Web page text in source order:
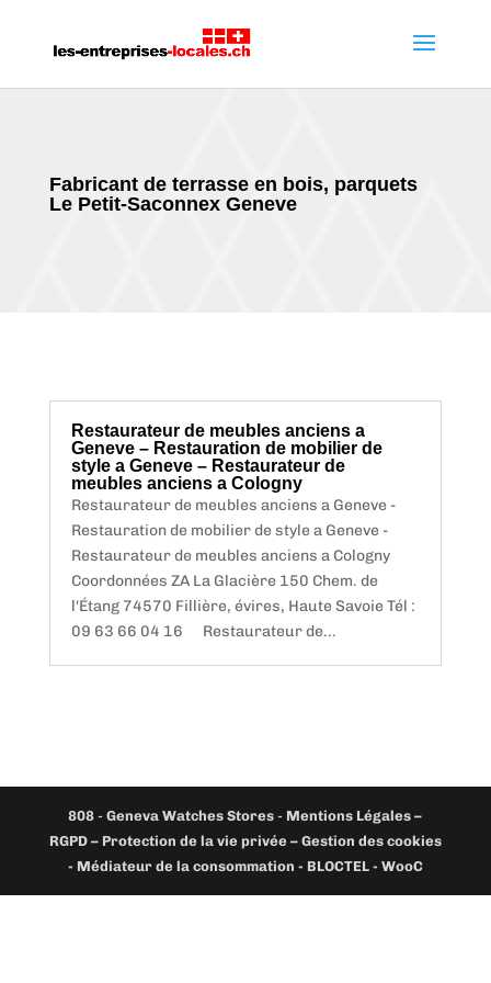
Fabricant de terrasse en bois, parquets
Le Petit-Saconnex Geneve
Restaurateur de meubles anciens a
Geneve – Restauration de mobilier de
style a Geneve – Restaurateur de
meubles anciens a Cologny
Restaurateur de meubles anciens a Geneve -
Restauration de mobilier de style a Geneve -
Restaurateur de meubles anciens a Cologny
Coordonnées ZA La Glacière 150 Chem. de
l'Étang 74570 Fillière, évires, Haute Savoie Tél :
09 63 66 04 16 Restaurateur de...
808 -Geneva Watches Stores - Mentions Légales –
RGPD – Protection de la vie privée – Gestion des cookies
- Médiateur de la consommation - BLOCTEL - WooC